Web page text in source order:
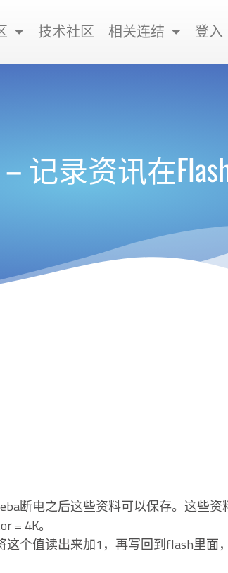
技术社区 相关连结 登入
– 记录资讯在
断电之后这些资料可以保存​​。这些
= 4K。
个值读出来加1，再写回到flash里面